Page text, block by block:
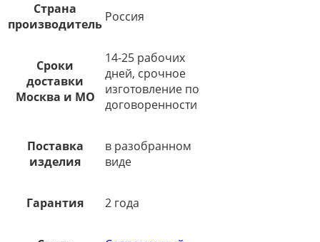
Страна
производитель Россия
Сроки
доставки
Москва и МО
14-25 рабочих
дней, срочное
изготовление по
договоренности
Поставка
изделия
в разобранном
виде
Гарантия 2 года